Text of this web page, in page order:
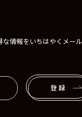
情報をいちはやくメー
登録